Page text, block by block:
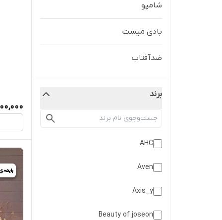
شامپو
بادی میست
ضدآفتاب
برند
AHC
Aven
Axis_y
Beauty of joseon